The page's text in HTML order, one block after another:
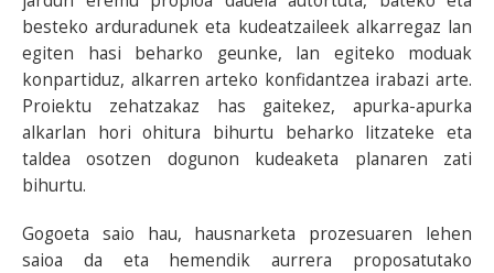
besteko arduradunek eta kudeatzaileek alkarregaz lan
egiten hasi beharko geunke, lan egiteko moduak
konpartiduz, alkarren arteko konfidantzea irabazi arte.
Proiektu zehatzakaz has gaitekez, apurka-apurka
alkarlan hori ohitura bihurtu beharko litzateke eta
taldea osotzen dogunon kudeaketa planaren zati
bihurtu.
Gogoeta saio hau, hausnarketa prozesuaren lehen
saioa da eta hemendik aurrera proposatutako